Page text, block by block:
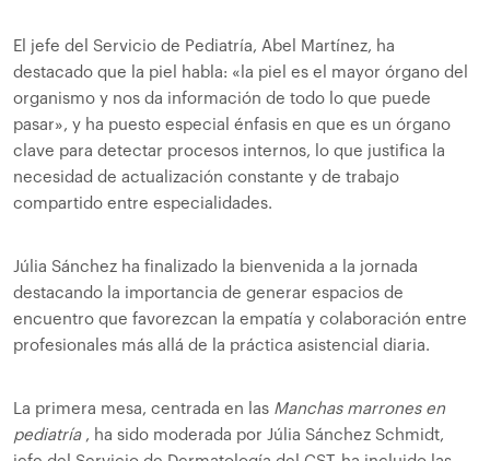
El jefe del Servicio de Pediatría, Abel Martínez, ha
destacado que la piel habla: «la piel es el mayor órgano del
organismo y nos da información de todo lo que puede
pasar», y ha puesto especial énfasis en que es un órgano
clave para detectar procesos internos, lo que justifica la
necesidad de actualización constante y de trabajo
compartido entre especialidades.
Júlia Sánchez ha finalizado la bienvenida a la jornada
destacando la importancia de generar espacios de
encuentro que favorezcan la empatía y colaboración entre
profesionales más allá de la práctica asistencial diaria.
La primera mesa, centrada en las Manchas marrones en
pediatría, ha sido moderada por Júlia Sánchez Schmidt,